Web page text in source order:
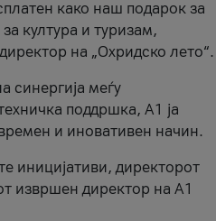
како наш подарок за
култура и туризам,
на „Охридско лето“.
синергија меѓу
поддршка, A1 ја
и иновативен начин.
иницијативи, директорот
извршен директор на A1